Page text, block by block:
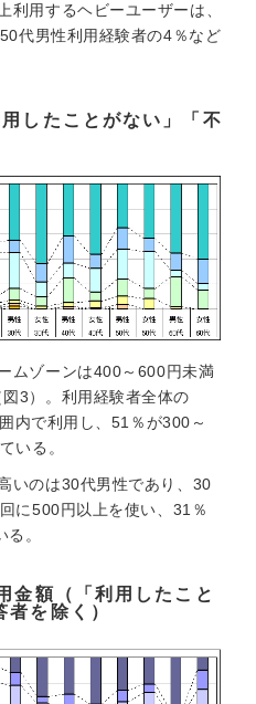
利用するヘビーユーザーは、
代男性利用経験者の4％など
したことがない」「不
ムゾーンは400～600円未満
3）。利用経験者全体の
内で利用し、51％が300～
いる。
いのは30代男性であり、30
に500円以上を使い、31％
。
額（「利用したこと
を除く）